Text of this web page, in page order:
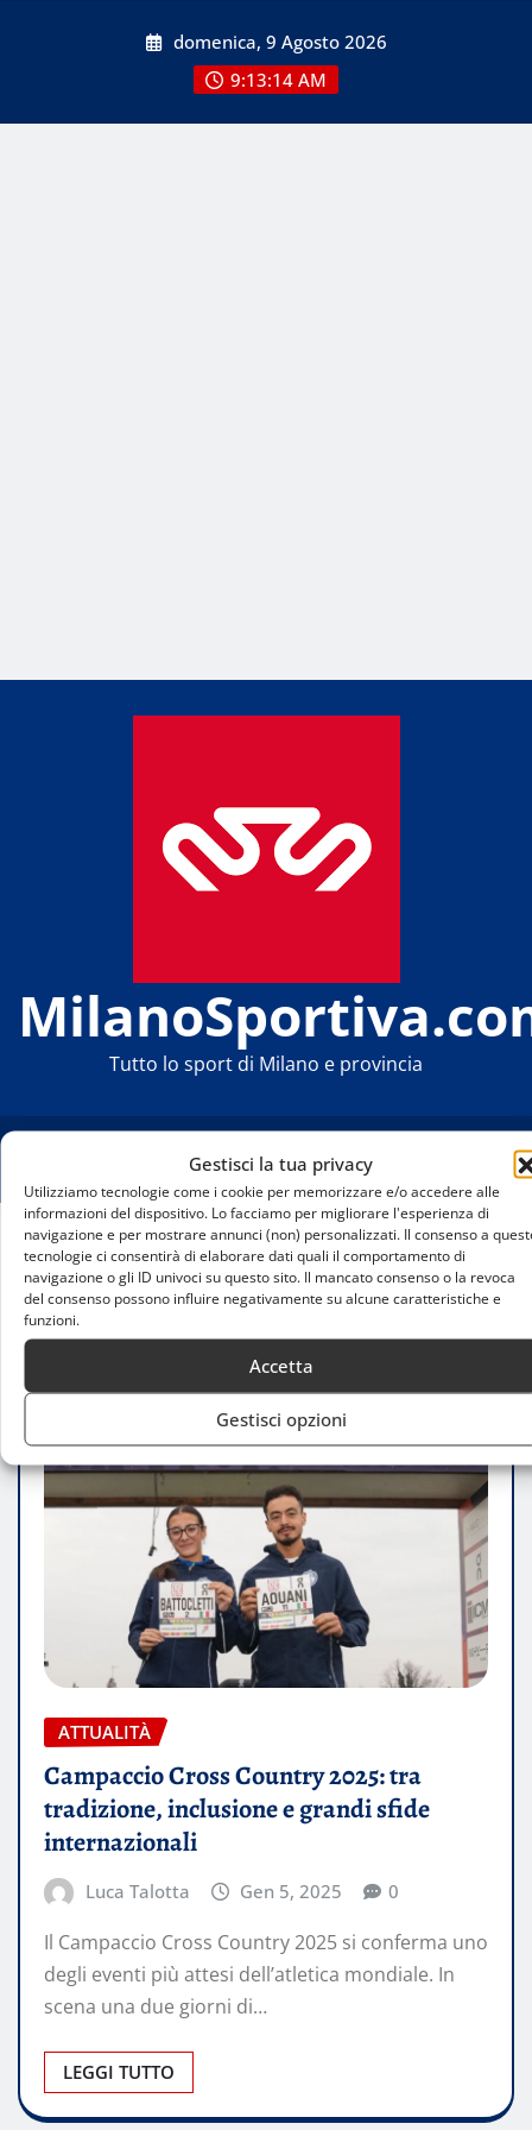
Gestisci la tua privacy
Utilizziamo tecnologie come i cookie per memorizzare e/o accedere alle
informazioni del dispositivo. Lo facciamo per migliorare l'esperienza di
navigazione e per mostrare annunci (non) personalizzati. Il consenso a
tecnologie ci consentirà di elaborare dati quali il comportamento di
navigazione o gli ID univoci su questo sito. Il mancato consenso o la revoca
del consenso possono influire negativamente su alcune caratteristiche e
funzioni.
Accetta
Gestisci opzioni
domenica, 9 Agosto 2026
9:13:14 AM
Tutto lo sport di Milano e provincia
Home
Campaccio Cross Country 2025: tra tradizione,
inclusione e grandi sfide internazionali
ATTUALITÀ
Campaccio Cross Country 2025: tra
tradizione, inclusione e grandi sfide
internazionali
Luca Talotta Gen 5, 2025 0
Il Campaccio Cross Country 2025 si conferma uno
degli eventi più attesi dell’atletica mondiale. In
scena una due giorni di…
LEGGI TUTTO